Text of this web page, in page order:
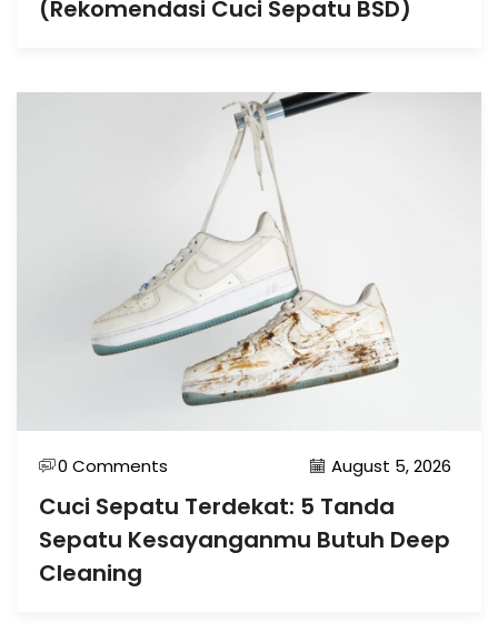
(Rekomendasi Cuci Sepatu BSD)
August 5, 2026
0 Comments
Cuci Sepatu Terdekat: 5 Tanda
Sepatu Kesayanganmu Butuh Deep
Cleaning